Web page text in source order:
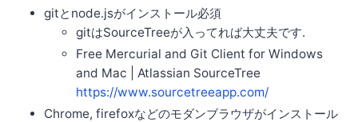
gitとnode.jsがインストール必須
gitはSourceTreeが入ってれば大丈夫です.
Free Mercurial and Git Client for Windows
and Mac | Atlassian SourceTree
https://www.sourcetreeapp.com/
Chrome, firefoxなどのモダンブラウザがインストール